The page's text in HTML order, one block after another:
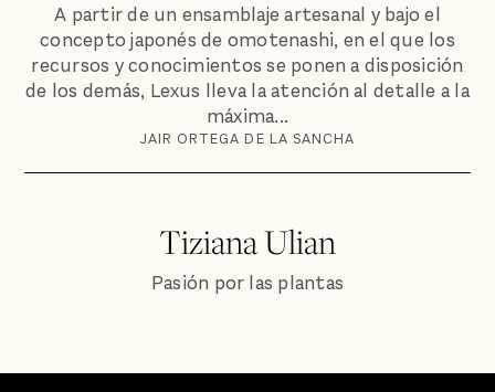
A partir de un ensamblaje artesanal y bajo el
concepto japonés de omotenashi, en el que los
recursos y conocimientos se ponen a disposición
de los demás, Lexus lleva la atención al detalle a la
máxima...
JAIR ORTEGA DE LA SANCHA
Tiziana Ulian
Pasión por las plantas